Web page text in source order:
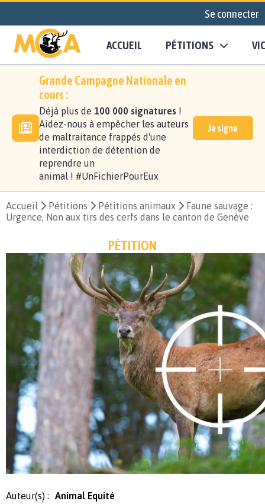
Se connecter
ACCUEIL PÉTITIONS
Grande Campagne Nationale en
cours :
Déjà plus de 100 000 signatures !
Aidez-nous à empêcher les auteurs
de maltraitance frappés d'une
interdiction de détention de
reprendre un
animal ! #UnFichierPourEux
Je signe
Accueil Pétitions Pétitions animaux
Faune sauvage :
Urgence, Non aux tirs des cerfs dans le canton de Genève
PÉTITION
Auteur(s) :
Animal Equité